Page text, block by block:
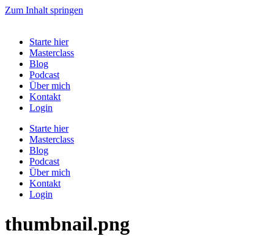
Zum Inhalt springen
Starte hier
Masterclass
Blog
Podcast
Über mich
Kontakt
Login
Starte hier
Masterclass
Blog
Podcast
Über mich
Kontakt
Login
thumbnail.png